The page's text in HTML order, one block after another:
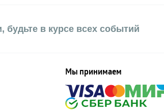
будьте в курсе всех событий
Мы принимаем